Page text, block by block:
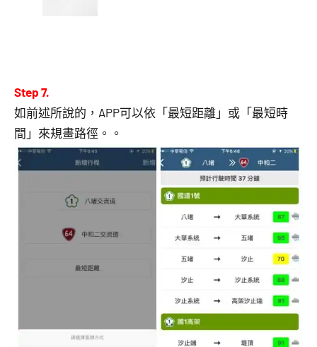
Step 7.
如前述所說的，APP可以依「最短距離」或「最短時
間」來規畫路徑。。